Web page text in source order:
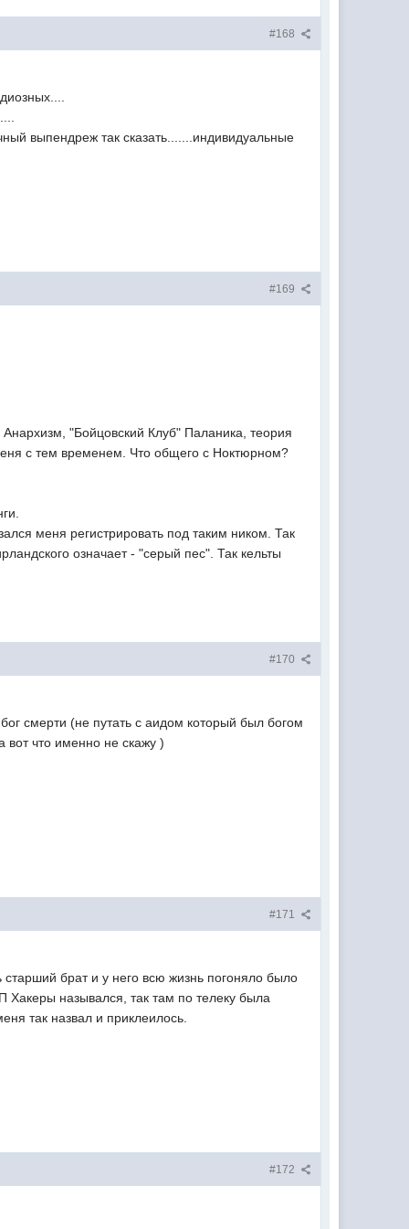
#168
выпендреж так сказать.......индивидуальные
#169
"Бойцовский Клуб" Паланика, теория
с тем временем. Что общего с Ноктюрном?
меня регистрировать под таким ником. Так
означает - "серый пес". Так кельты
#170
смерти (не путать с аидом который был богом
вот что именно не скажу )
#171
брат и у него всю жизнь погоняло было
назывался, так там по телеку была
так назвал и приклеилось.
#172